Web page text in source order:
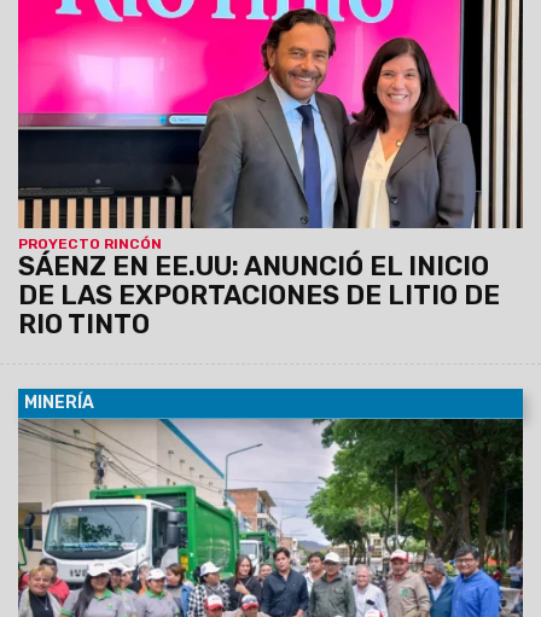
PROYECTO RINCÓN
SÁENZ EN EE.UU: ANUNCIÓ EL INICIO
DE LAS EXPORTACIONES DE LITIO DE
RIO TINTO
encuentro, se confirmó el primer envío comercial de 200
toneladas de carbonato de litio producido en Salta con
destino al mercado asiático.
"Este paso concreto
transforma el enorme potencial de nuestros recursos
en desarrollo, producción y empleo para los salteños",
opinó el Gobernador, Gustavo Saénz.
MINERÍA
08/10/2025
La Municipalidad de Tartagal incorporó esta
semana tres nuevos camiones compactadores destinados
al área de Servicios Públicos, con el objetivo de optimizar el
sistema de recolección de residuos y garantizar una
cobertura más amplia y eficiente en todos los barrios de la
ciudad.